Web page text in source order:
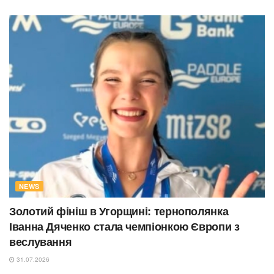
NEWS
Золотий фініш в Угорщині: тернополянка
Іванна Дяченко стала чемпіонкою Європи з
веслування
31.07.2026